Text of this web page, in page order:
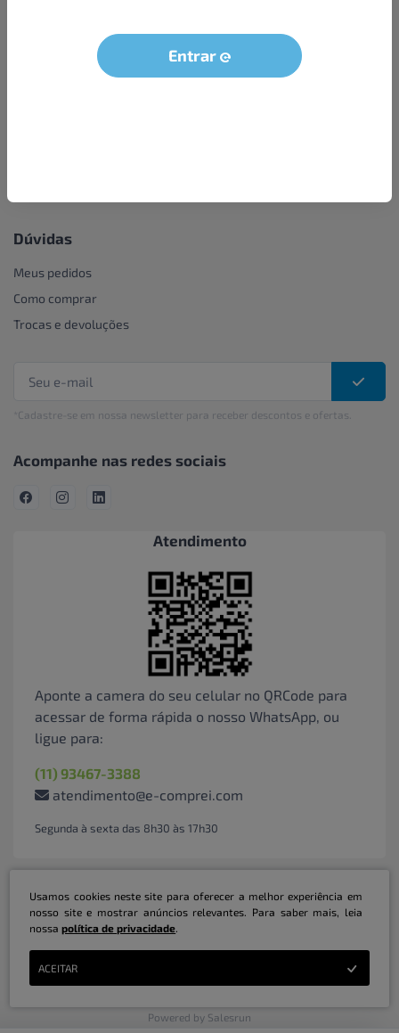
Entrar
Seja um parceiro
LGPD - Solicitação dos dados do titular
Dúvidas
Meus pedidos
Como comprar
Trocas e devoluções
*Cadastre-se em nossa newsletter para receber descontos e ofertas.
Acompanhe nas redes sociais
Atendimento
Aponte a camera do seu celular no QRCode para
acessar de forma rápida o nosso WhatsApp, ou
ligue para:
(11) 93467-3388
atendimento@e-comprei.com
Segunda à sexta das 8h30 às 17h30
Marketplace B2B Serviços Inteligentes Ltda | CNPJ: 31.415.786/0001-31 | ©
Powered by Salesrun
Usamos cookies neste site para oferecer a melhor experiência em
nosso site e mostrar anúncios relevantes. Para saber mais, leia
nossapolítica de privacidade.
ACEITAR